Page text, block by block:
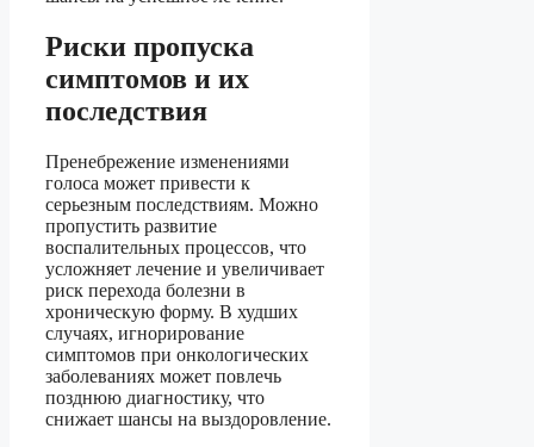
Риски пропуска
симптомов и их
последствия
Пренебрежение изменениями
голоса может привести к
серьезным последствиям. Можно
пропустить развитие
воспалительных процессов, что
усложняет лечение и увеличивает
риск перехода болезни в
хроническую форму. В худших
случаях, игнорирование
симптомов при онкологических
заболеваниях может повлечь
позднюю диагностику, что
снижает шансы на выздоровление.